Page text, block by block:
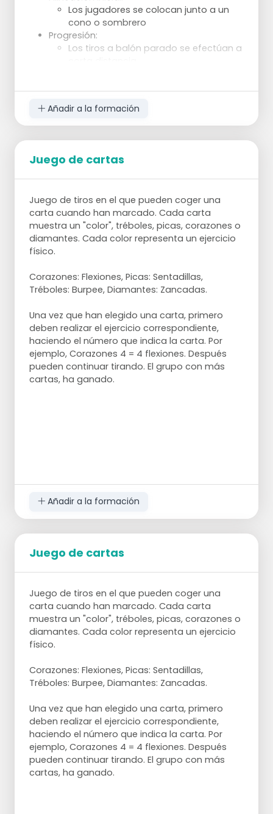
Los jugadores se colocan junto a un
cono o sombrero
Progresión:
Los tiros a balón parado se efectúan a
Rebote propio
Tirar 10 veces y luego cambiar de
posición
Colocarse más lejos de la portería
Lanzamiento correcto de tiros libres
DESPUÉS
Añadir a la formación
Juego de cartas
Juego de tiros en el que pueden coger una
carta cuando han marcado. Cada carta
muestra un "color", tréboles, picas, corazones o
diamantes. Cada color representa un ejercicio
físico.
Corazones: Flexiones, Picas: Sentadillas,
Tréboles: Burpee, Diamantes: Zancadas.
Una vez que han elegido una carta, primero
deben realizar el ejercicio correspondiente,
haciendo el número que indica la carta. Por
ejemplo, Corazones 4 = 4 flexiones. Después
pueden continuar tirando. El grupo con más
cartas, ha ganado.
Añadir a la formación
Juego de cartas
Juego de tiros en el que pueden coger una
carta cuando han marcado. Cada carta
muestra un "color", tréboles, picas, corazones o
diamantes. Cada color representa un ejercicio
físico.
Corazones: Flexiones, Picas: Sentadillas,
Tréboles: Burpee, Diamantes: Zancadas.
Una vez que han elegido una carta, primero
deben realizar el ejercicio correspondiente,
haciendo el número que indica la carta. Por
ejemplo, Corazones 4 = 4 flexiones. Después
pueden continuar tirando. El grupo con más
cartas, ha ganado.